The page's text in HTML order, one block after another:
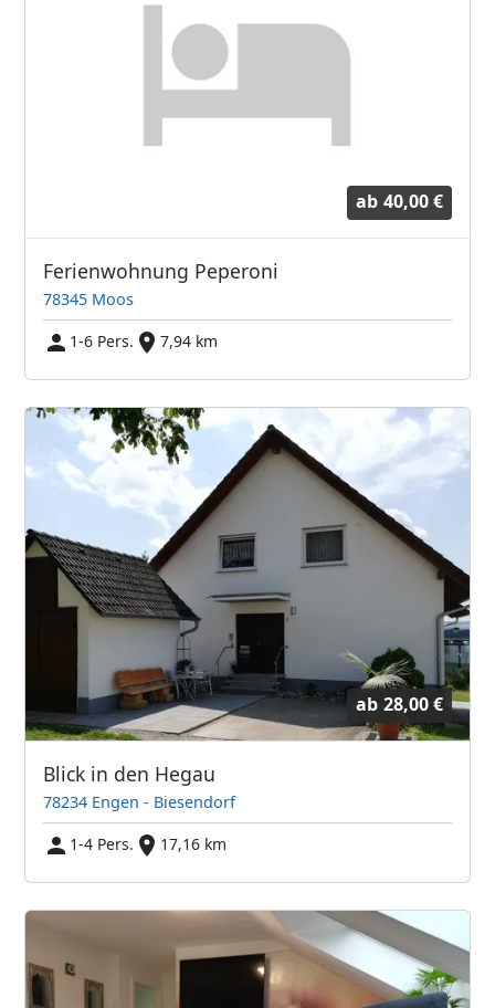
ab 40,00 €
Ferienwohnung Peperoni
78345 Moos
1-6 Pers.
7,94 km
ab 28,00 €
Blick in den Hegau
78234 Engen - Biesendorf
1-4 Pers.
17,16 km